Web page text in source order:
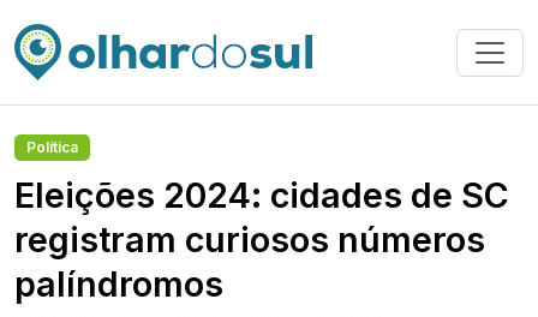
Política
Eleições 2024: cidades de SC
registram curiosos números
palíndromos